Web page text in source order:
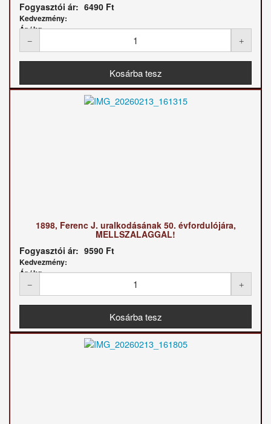
Fogyasztói ár: 6490 Ft
Kedvezmény:
Ár / kg:
1898, Ferenc J. uralkodásának 50. évfordulójára,
MELLSZALAGGAL!
Fogyasztói ár: 9590 Ft
Kedvezmény:
Ár / kg: